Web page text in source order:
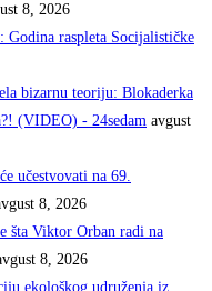
8, 2026
Godina raspleta Socijalističke
bizarnu teoriju: Blokaderka
(VIDEO) - 24sedam avgust
učestvovati na 69.
8, 2026
šta Viktor Orban radi na
8, 2026
ekološkog udruženja iz